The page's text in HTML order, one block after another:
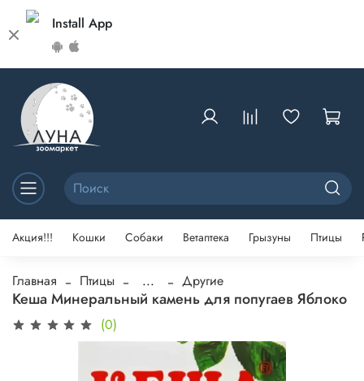
Install App
Акция!!! Кошки Собаки Ветаптека Грызуны Птицы
Главная Птицы ... Другие
Кеша Минеральный камень для попугаев Яблоко
(0)